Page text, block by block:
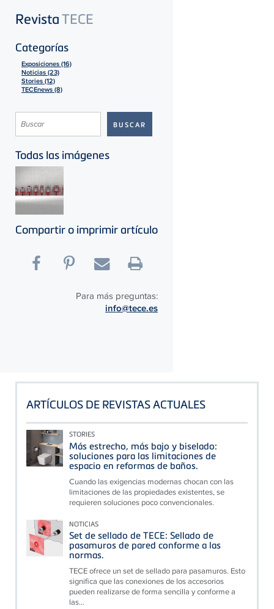
RevistaTECE
Categorías
Exposiciones (16)
Noticias (23)
Stories (12)
TECEnews (8)
Todas las imágenes
Compartir o imprimir artículo
Para más preguntas:
info@tece.es
ARTÍCULOS DE REVISTAS ACTUALES
STORIES
Más estrecho, más bajo y biselado:
soluciones para las limitaciones de
espacio en reformas de baños.
Cuando las exigencias modernas chocan con las
limitaciones de las propiedades existentes, se
requieren soluciones poco convencionales.
NOTICIAS
Set de sellado de TECE: Sellado de
pasamuros de pared conforme a las
normas.
TECE ofrece un set de sellado para pasamuros. Esto
significa que las conexiones de los accesorios
pueden realizarse de forma sencilla y conforme a
las...